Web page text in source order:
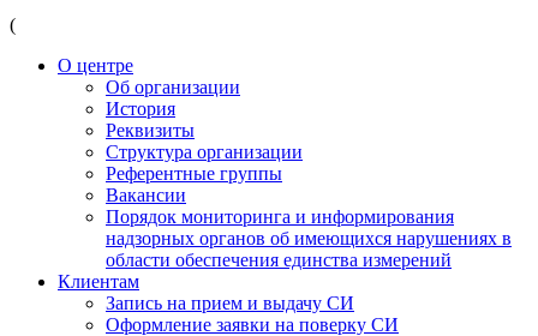
(
О центре
Об организации
История
Реквизиты
Структура организации
Референтные группы
Вакансии
Порядок мониторинга и информирования
надзорных органов об имеющихся нарушениях в
области обеспечения единства измерений
Клиентам
Запись на прием и выдачу СИ
Оформление заявки на поверку СИ